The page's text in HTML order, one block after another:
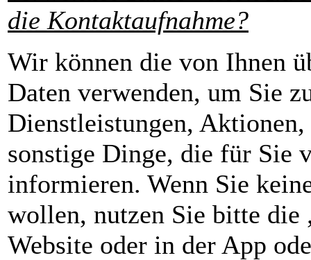
die Kontaktaufnahme?
Wir können die von Ihnen
Daten verwenden, um Sie
Dienstleistungen,
sonstige Dinge, die für Sie
informieren. Wenn Sie
wollen, nutzen Sie bitte die
Website oder in der App